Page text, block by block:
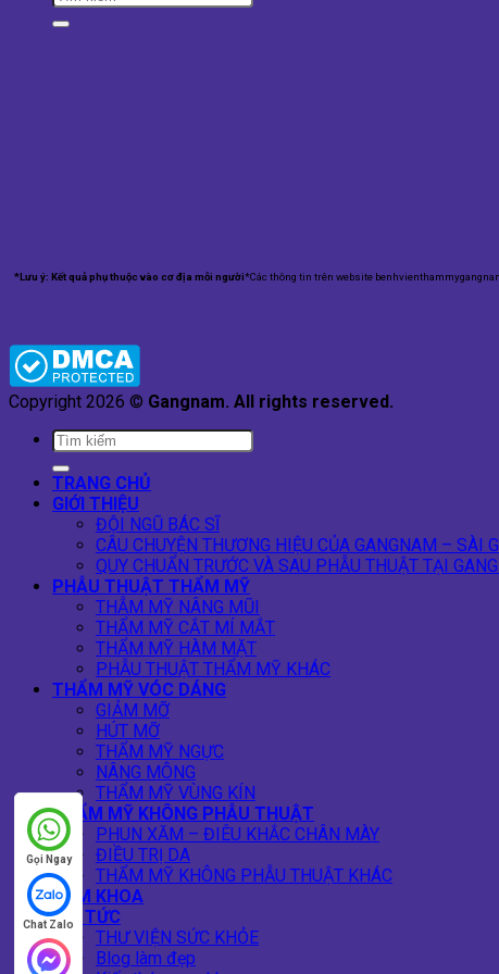
*Lưu ý: Kết quả phụ thuộc vào cơ địa mỗi người*Các thông tin trên website
Copyright 2026 © Gangnam. All rights reserved.
TRANG CHỦ
GIỚI THIỆU
ĐỘI NGŨ BÁC SĨ
CÂU CHUYỆN THƯƠNG HIỆU CỦA GANGNAM – SÀI
QUY CHUẨN TRƯỚC VÀ SAU PHẪU THUẬT TẠI
PHẪU THUẬT THẨM MỸ
THẪM MỸ NÂNG MŨI
THẨM MỸ CẮT MÍ MẮT
THẨM MỸ HÀM MẶT
PHẪU THUẬT THẨM MỸ KHÁC
THẨM MỸ VÓC DÁNG
GIẢM MỠ
HÚT MỠ
THẨM MỸ NGỰC
NÂNG MÔNG
THẨM MỸ VÙNG KÍN
THẨM MỸ KHÔNG PHẪU THUẬT
PHUN XĂM – ĐIÊU KHẮC CHÂN MÀY
ĐIỀU TRỊ DA
THẨM MỸ KHÔNG PHẪU THUẬT KHÁC
NAM KHOA
TIN TỨC
THƯ VIỆN SỨC KHỎE
Blog làm đẹp
Gọi Ngay
Chat Zalo